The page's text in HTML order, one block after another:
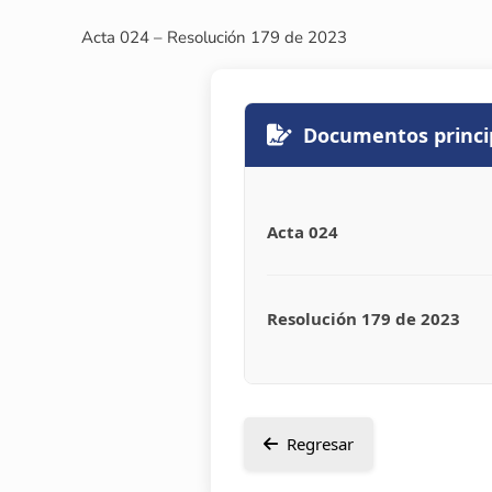
Acta 024 – Resolución 179 de 2023
Documentos
Acta 024
Resolución 179 de 2023
Regresar